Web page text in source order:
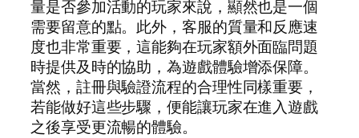
量是否參加活動的玩家來說，顯然也是一個
需要留意的點。此外，客服的質量和反應速
度也非常重要，這能夠在玩家額外面臨問題
時提供及時的協助，為遊戲體驗增添保障。
當然，註冊與驗證流程的合理性同樣重要，
若能做好這些步驟，便能讓玩家在進入遊戲
之後享受更流暢的體驗。